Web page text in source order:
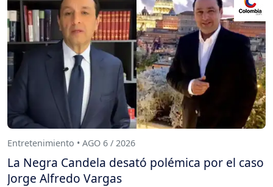
Entretenimiento • AGO 6 / 2026
La Negra Candela desató polémica por el caso
Jorge Alfredo Vargas